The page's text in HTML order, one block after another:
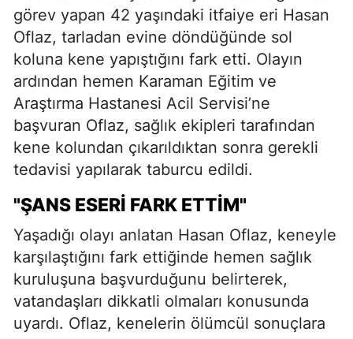
görev yapan 42 yaşındaki itfaiye eri Hasan
Oflaz, tarladan evine döndüğünde sol
koluna kene yapıştığını fark etti. Olayın
ardından hemen Karaman Eğitim ve
Araştırma Hastanesi Acil Servisi’ne
başvuran Oflaz, sağlık ekipleri tarafından
kene kolundan çıkarıldıktan sonra gerekli
tedavisi yapılarak taburcu edildi.
"ŞANS ESERI FARK ETTIM"
Yaşadığı olayı anlatan Hasan Oflaz, keneyle
karşılaştığını fark ettiğinde hemen sağlık
kuruluşuna başvurduğunu belirterek,
vatandaşları dikkatli olmaları konusunda
uyardı. Oflaz, kenelerin ölümcül sonuçlara